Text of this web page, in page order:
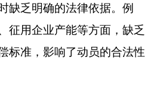
缺乏明确的法律依据。例
征用企业产能等方面，缺乏
标准，影响了动员的合法性